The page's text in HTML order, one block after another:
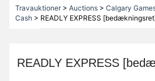
Travauktioner> Auctions> Calgary
Cash> READLY EXPRESS
READLY EXPRESS